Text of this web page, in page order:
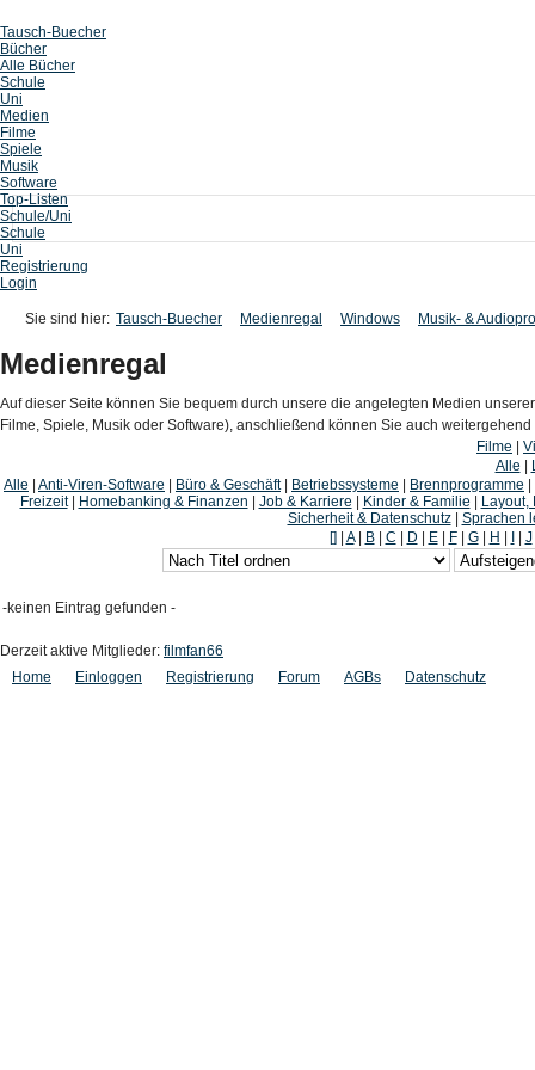
Tausch-Buecher
Bücher
Alle Bücher
Schule
Uni
Medien
Filme
Spiele
Musik
Software
Top-Listen
Schule/Uni
Schule
Uni
Registrierung
Login
Sie sind hier: Tausch-Buecher Medienregal Windows Musik- &
Medienregal
Auf dieser Seite können Sie bequem durch unsere die angelegten Medien
Filme, Spiele, Musik oder Software), anschließend können Sie auch
Filme
Alle
Alle
Anti-Viren-Software Büro & Geschäft| Betriebssysteme Brennprogramme
Freizeit| Homebanking & Finanzen Job & Karriere Kinder & Familie
Layout,
Sicherheit & Datenschutz| Sprachen
[]
A| B| C D E| F| G| H J
-keinen Eintrag gefunden -
Derzeit aktive Mitglieder: filmfan66
Home
Einloggen Registrierung Forum AGBs Datenschutz